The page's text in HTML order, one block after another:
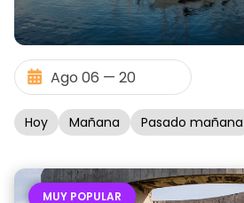
Hoy Mañana Pasado mañana
MUY POPULAR